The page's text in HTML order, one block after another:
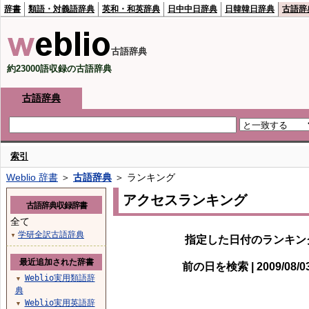
辞書 類語・対義語辞典 英和・和英辞典 日中中日辞典 日韓韓日辞典 古語辞
古語辞典
約23000語収録の古語辞典
古語辞典
索引
Weblio 辞書 ＞ 古語辞典 ＞ ランキング
アクセスランキング
指定した日付のランキ
前の日を検索 | 2009/08/
古語辞典収録辞書
全て
▼ 学研全訳古語辞典
最近追加された辞書
▼
Weblio実用類語辞
典
▼ Weblio実用英語辞